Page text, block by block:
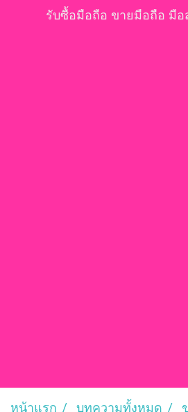
รับซื้อมือถือ ขายมือถือ มือ
หน้าแรก บทความทั้งหมด